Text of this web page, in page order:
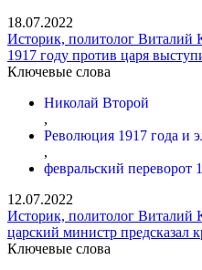
18.07.2022
Историк, политолог Виталий
1917 году против царя
Ключевые слова
Николай Второй
,
Революция 1917 года и
,
февральский переворот
12.07.2022
Историк, политолог Виталий
царский министр предсказал
Ключевые слова